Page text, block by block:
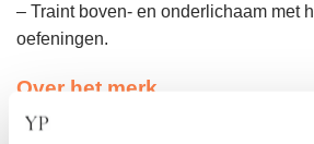
– Traint boven- en onderlichaam met
oefeningen.
Over het merk
Merrithew is al meer dan 35 jaar een